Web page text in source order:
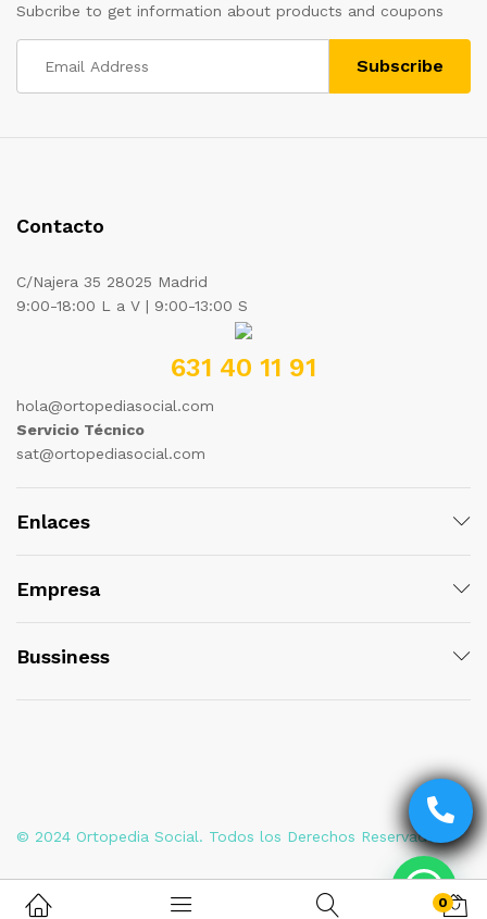
Subcribe to get information about products and coupons
Contacto
C/Najera 35 28025 Madrid
9:00-18:00 L a V | 9:00-13:00 S
631 40 11 91
hola@ortopediasocial.com
Servicio Técnico
sat@ortopediasocial.com
Enlaces
Empresa
Bussiness
© 2024 Ortopedia Social. Todos los Derechos Reservados
0